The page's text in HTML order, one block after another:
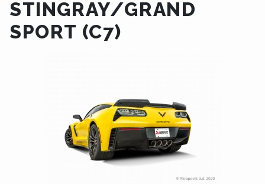
STINGRAY/GRAND
SPORT (C7)